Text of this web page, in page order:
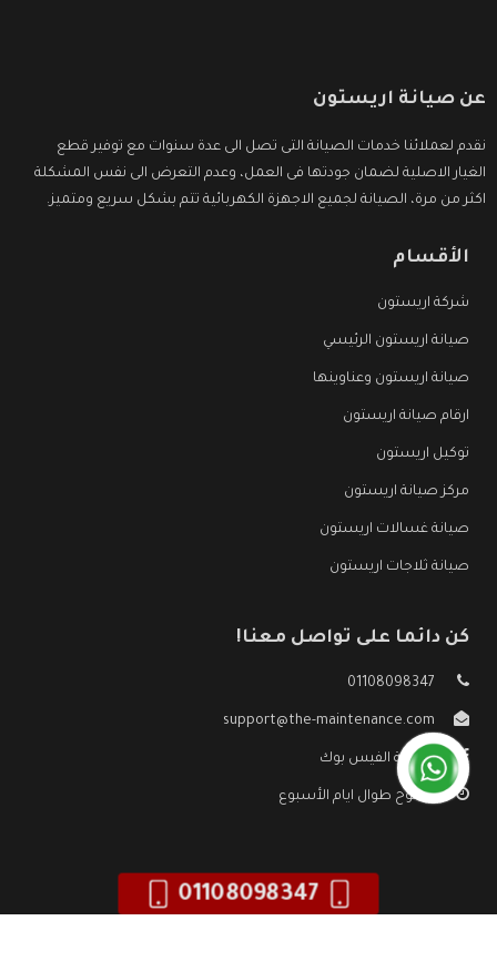
عن صيانة اريستون
نقدم لعملائنا خدمات الصيانة التى تصل الى عدة سنوات مع توفير قطع
الغيار الاصلية لضمان جودتها فى العمل، وعدم التعرض الى نفس المشكلة
اكثر من مرة، الصيانة لجميع الاجهزة الكهربائية تتم بشكل سريع ومتميز.
الأقسام
شركة اريستون
صيانة اريستون الرئيسي
صيانة اريستون وعناوينها
ارقام صيانة اريستون
توكيل اريستون
مركز صيانة اريستون
صيانة غسالات اريستون
صيانة ثلاجات اريستون
كن دائما على تواصل معنا!
01108098347
support@the-maintenance.com
صفحة الفيس بوك
مفتوح طوال ايام الأسبوع
01108098347